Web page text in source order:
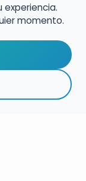
SEGUIR
experiencia.
momento.